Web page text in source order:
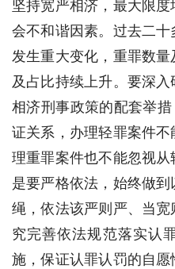
坚持宽严相济，最大限
会不和谐因素。过去二
发生重大变化，重罪数
及占比持续上升。要深
相济刑事政策的配套举
证关系，办理轻罪案件
理重罪案件也不能忽视
是要严格依法，始终做
绳，依法该严则严、当
究完善依法规范落实认
施，保证认罪认罚的自